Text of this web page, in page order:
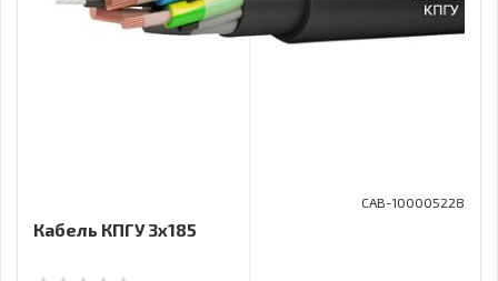
CAB-100005228
Кабель КПГУ 3х185